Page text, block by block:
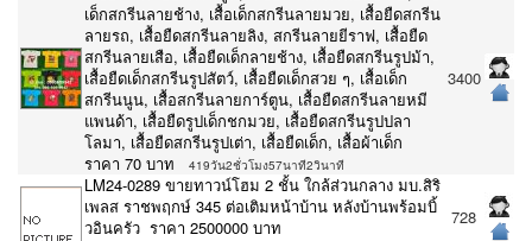
เด็กสกรีนลายช้าง, เสื้อเด็กสกรีนลายมวย, เสื้อยืดสกรีน
ลายรถ, เสื้อยืดสกรีนลายลิง, สกรีนลายยีราฟ, เสื้อยืด
สกรีนลายเสือ, เสื้อยืดเด็กลายช้าง, เสื้อยืดสกรีนรูปม้า,
เสื้อยืดเด็กสกรีนรูปสัตว์, เสื้อยืดเด็กสวย ๆ, เสื้อเด็ก
สกรีนนูน, เสื้อสกรีนลายการ์ตูน, เสื้อยืดสกรีนลายหมี
แพนด้า, เสื้อยืดรูปเด็กชกมวย, เสื้อยืดสกรีนรูปปลา
โลมา, เสื้อยืดสกรีนรูปเต่า, เสื้อยืดเด็ก, เสื้อผ้าเด็ก
ราคา 70 บาท
419วัน2ชั่วโมง57นาที2วินาที
3400
LM24-0289 ขายทาวน์โฮม 2 ชั้น ใกล้ส่วนกลาง มบ.สิริ
เพลส ราชพฤกษ์ 345 ต่อเติมหน้าบ้าน หลังบ้านพร้อมบิ้
วอินครัว ราคา 2500000 บาท
728